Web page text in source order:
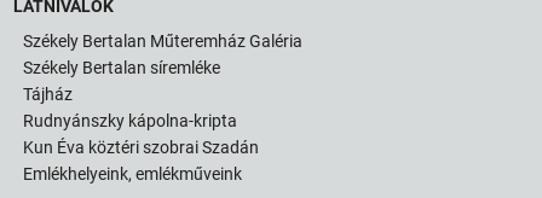
LÁTNIVALÓK
Székely Bertalan Műteremház Galéria
Székely Bertalan síremléke
Tájház
Rudnyánszky kápolna-kripta
Kun Éva köztéri szobrai Szadán
Emlékhelyeink, emlékműveink